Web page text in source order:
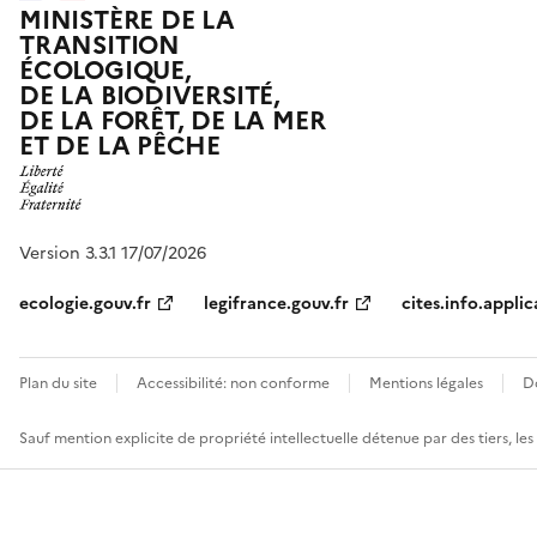
MINISTÈRE DE LA
TRANSITION
ÉCOLOGIQUE,
DE LA BIODIVERSITÉ,
DE LA FORÊT, DE LA MER
ET DE LA PÊCHE
Version 3.3.1 17/07/2026
ecologie.gouv.fr
legifrance.gouv.fr
Plan du site Accessibilité: non conforme Mentions légales
Sauf mention explicite de propriété intellectuelle détenue par des tiers,